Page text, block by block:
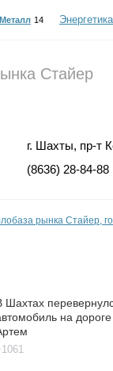
Металл 14 Энергетика
Стайер
г. Шахты, пр-т
(8636) 28-84-88
рынка Стайер,
Шахтах
на